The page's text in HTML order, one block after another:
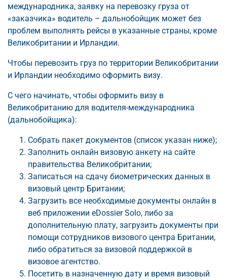
международника, заявку на перевозку груза от
«заказчика» водитель – дальнобойщик может без
проблем выполнять рейсы в указанные страны, кроме
Великобритании и Ирландии.
Чтобы перевозить груз по территории Великобритании
и Ирландии необходимо оформить визу.
С чего начинать, чтобы оформить визу в
Великобританию для водителя-международника
(дальнобойщика):
Собрать пакет документов (список указан ниже);
Заполнить онлайн визовую анкету на сайте
правительства Великобритании;
Записаться на сдачу биометрических данных в
визовый центр Британии;
Загрузить все необходимые документы онлайн в
веб приложении eDossier Solo, либо за
дополнительную плату, загрузить документы при
помощи сотрудников визового центра Британии,
либо обратиться за визовой поддержкой в
визовое агентство.
Посетить в назначенную дату и время визовый